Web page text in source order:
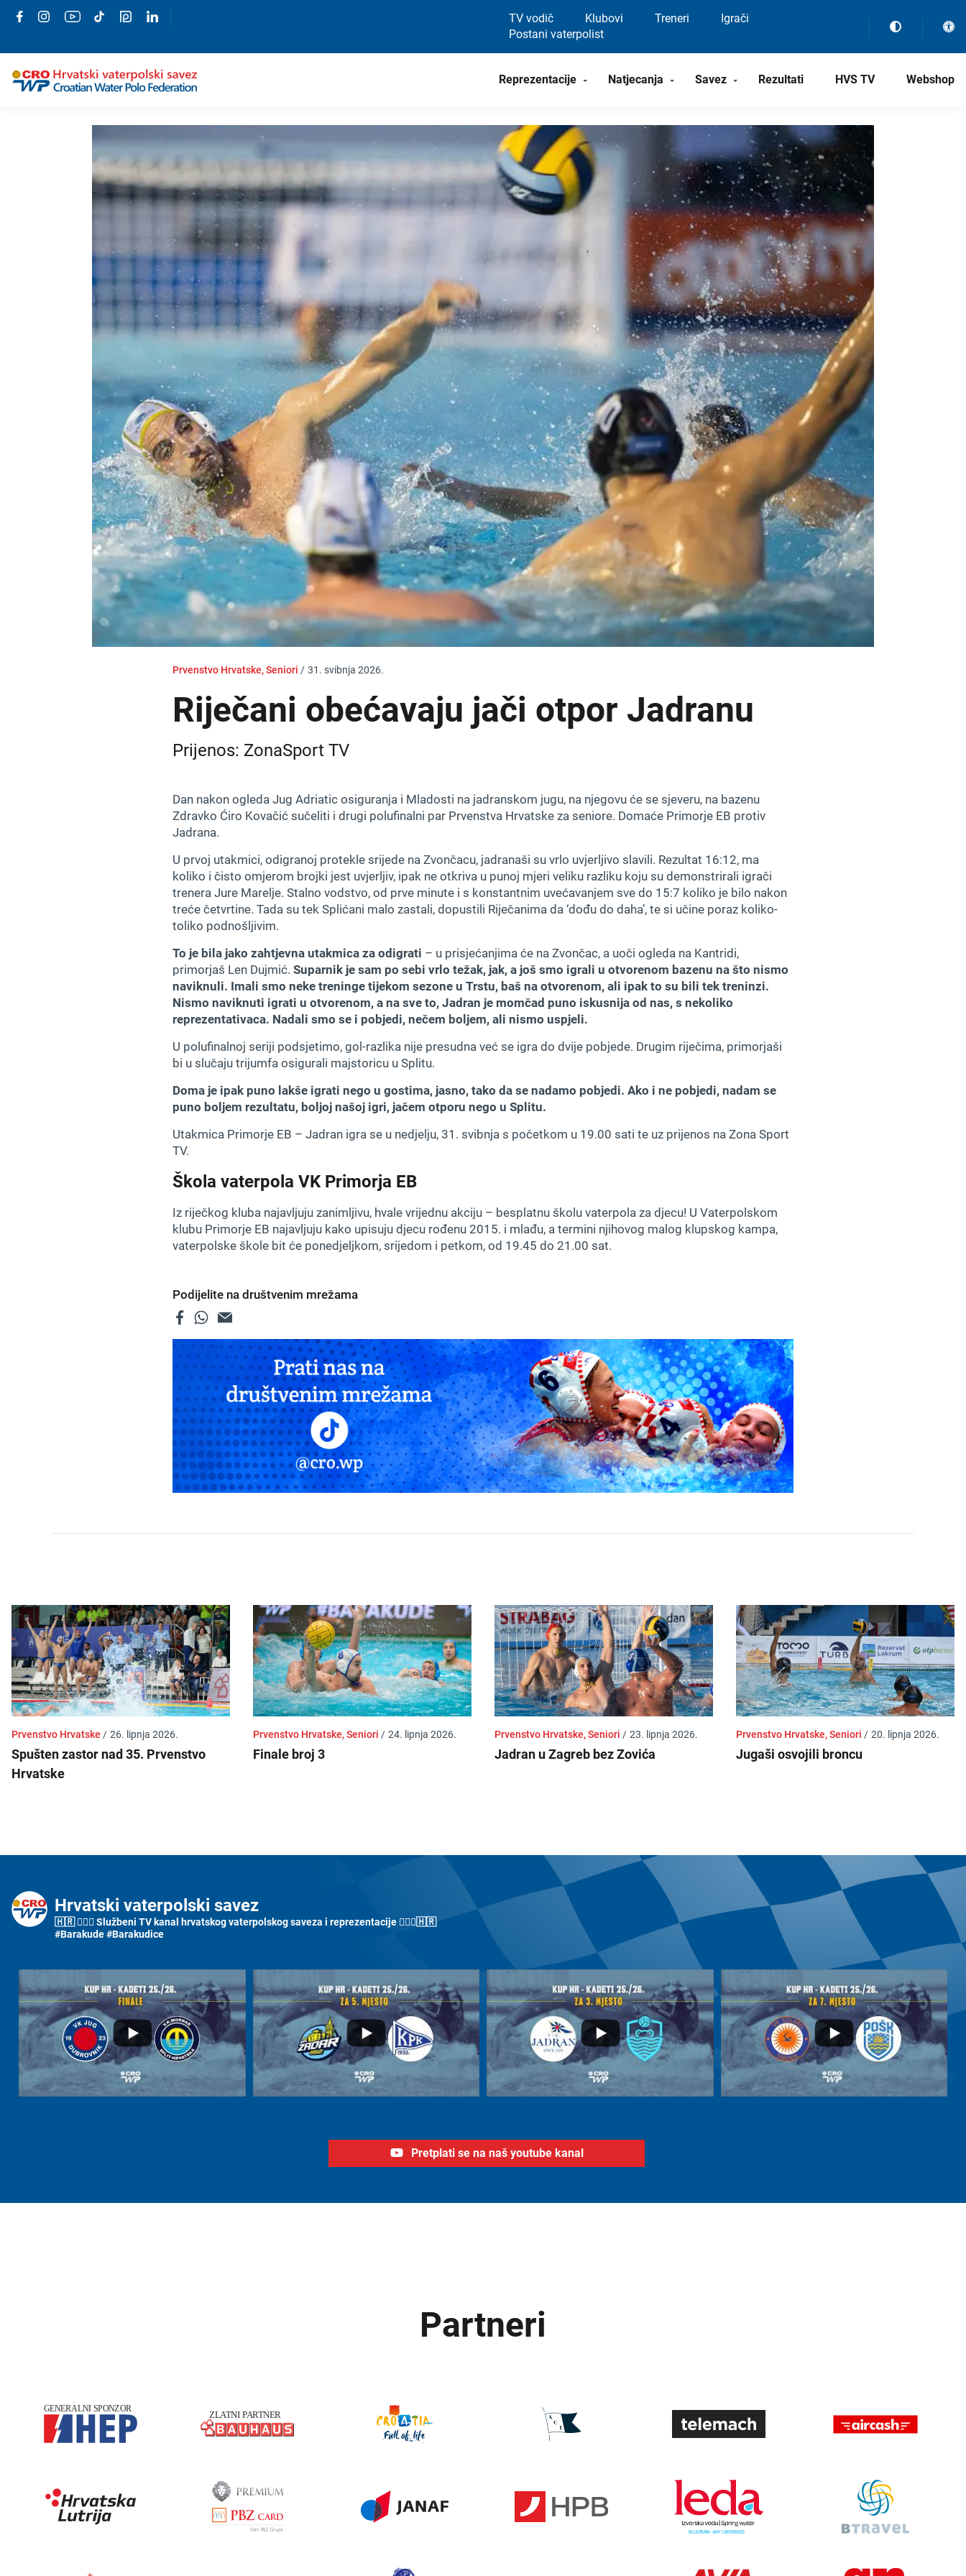
TV vodič Klubovi Treneri
Igrači
Postani vaterpolist
Reprezentacije Natjecanja Savez Rezultati HVS TV Webshop
Prvenstvo Hrvatske, Seniori / 31. svibnja 2026.
Riječani obećavaju jači otpor Jadranu
Prijenos: ZonaSport TV
Dan nakon ogleda Jug Adriatic osiguranja i Mladosti na jadranskom jugu, na njegovu će se sjeveru, na bazenu
Zdravko Ćiro Kovačić sučeliti i drugi polufinalni par Prvenstva Hrvatske za seniore. Domaće Primorje EB protiv
Jadrana.
U prvoj utakmici, odigranoj protekle srijede na Zvončacu, jadranaši su vrlo uvjerljivo slavili. Rezultat 16:12, ma
koliko i čisto omjerom brojki jest uvjerljiv, ipak ne otkriva u punoj mjeri veliku razliku koju su demonstrirali igrači
trenera Jure Marelje. Stalno vodstvo, od prve minute i s konstantnim uvećavanjem sve do 15:7 koliko je bilo nakon
treće četvrtine. Tada su tek Splićani malo zastali, dopustili Riječanima da ‘dođu do daha’, te si učine poraz koliko-
toliko podnošljivim.
To je bila jako zahtjevna utakmica za odigrati – u prisjećanjima će na Zvončac, a uoči ogleda na Kantridi,
primorjaš Len Dujmić. Suparnik je sam po sebi vrlo težak, jak, a još smo igrali u otvorenom bazenu na što nismo
naviknuli. Imali smo neke treninge tijekom sezone u Trstu, baš na otvorenom, ali ipak to su bili tek treninzi.
Nismo naviknuti igrati u otvorenom, a na sve to, Jadran je momčad puno iskusnija od nas, s nekoliko
reprezentativaca. Nadali smo se i pobjedi, nečem boljem, ali nismo uspjeli.
U polufinalnoj seriji podsjetimo, gol-razlika nije presudna već se igra do dvije pobjede. Drugim riječima, primorjaši
bi u slučaju trijumfa osigurali majstoricu u Splitu.
Doma je ipak puno lakše igrati nego u gostima, jasno, tako da se nadamo pobjedi. Ako i ne pobjedi, nadam se
puno boljem rezultatu, boljoj našoj igri, jačem otporu nego u Splitu.
Utakmica Primorje EB – Jadran igra se u nedjelju, 31. svibnja s početkom u 19.00 sati te uz prijenos na Zona Sport
TV.
Škola vaterpola VK Primorja EB
Iz riječkog kluba najavljuju zanimljivu, hvale vrijednu akciju – besplatnu školu vaterpola za djecu! U Vaterpolskom
klubu Primorje EB najavljuju kako upisuju djecu rođenu 2015. i mlađu, a termini njihovog malog klupskog kampa,
vaterpolske škole bit će ponedjeljkom, srijedom i petkom, od 19.45 do 21.00 sat.
Podijelite na društvenim mrežama
Prvenstvo Hrvatske / 26. lipnja 2026.
Spušten zastor nad 35. Prvenstvo
Hrvatske
Prvenstvo Hrvatske, Seniori / 24. lipnja 2026.
Finale broj 3
Prvenstvo Hrvatske, Seniori / 23. lipnja 2026.
Jadran u Zagreb bez Zovića
Prvenstvo Hrvatske, Seniori / 20. lipnja 2026.
Jugaši osvojili broncu
Hrvatski vaterpolski savez
🇭🇷 🤽🏼‍♂️ Službeni TV kanal hrvatskog vaterpolskog saveza i reprezentacije 🤽🏼‍♀️🇭🇷
#Barakude #Barakudice
Pretplati se na naš youtube kanal
Partneri